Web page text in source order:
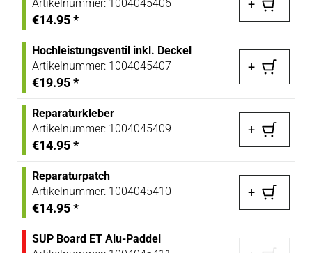
Artikelnummer: 1004045406
€14.95*
+
Hochleistungsventil inkl. Deckel
Artikelnummer: 1004045407
€19.95*
+
Reparaturkleber
Artikelnummer: 1004045409
€14.95*
+
Reparaturpatch
Artikelnummer: 1004045410
€14.95*
+
SUP Board ET Alu-Paddel